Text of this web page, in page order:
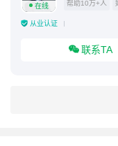
在线 帮助10万+人
从业认证
联系TA